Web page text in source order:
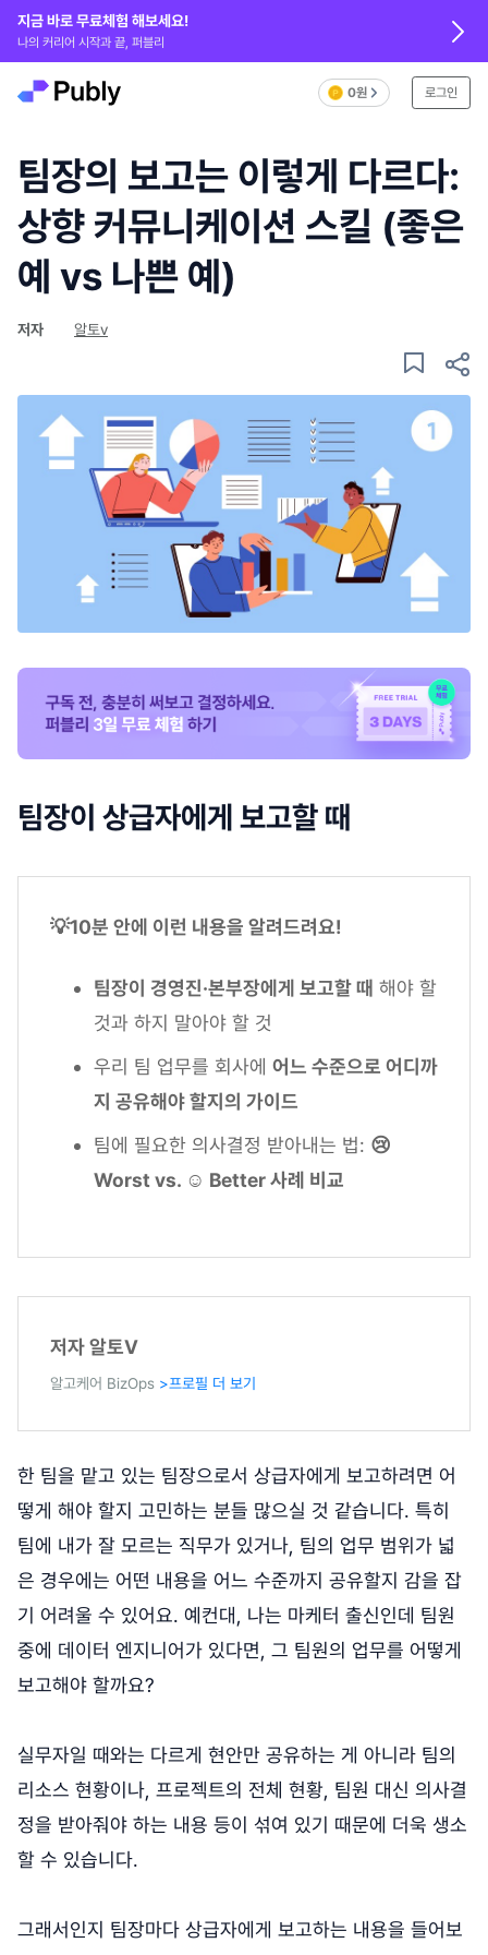
지금 바로 무료체험 해보세요!
나의 커리어 시작과 끝, 퍼블리
0원 로그인
팀장의 보고는 이렇게 다르다:
상향 커뮤니케이션 스킬 (좋은
예 vs 나쁜 예)
저자 알토v
팀장이 상급자에게 보고할 때
💡10분 안에 이런 내용을 알려드려요!
팀장이 경영진·본부장에게 보고할 때 해야 할
것과 하지 말아야 할 것
우리 팀 업무를 회사에 어느 수준으로 어디까
지 공유해야 할지의 가이드
팀에 필요한 의사결정 받아내는 법: 😢
Worst vs. ☺️ Better 사례 비교
저자 알토V
알고케어 BizOps >프로필 더 보기
한 팀을 맡고 있는 팀장으로서 상급자에게 보고하려면 어
떻게 해야 할지 고민하는 분들 많으실 것 같습니다. 특히
팀에 내가 잘 모르는 직무가 있거나, 팀의 업무 범위가 넓
은 경우에는 어떤 내용을 어느 수준까지 공유할지 감을 잡
기 어려울 수 있어요. 예컨대, 나는 마케터 출신인데 팀원
중에 데이터 엔지니어가 있다면, 그 팀원의 업무를 어떻게
보고해야 할까요?
실무자일 때와는 다르게 현안만 공유하는 게 아니라 팀의
리소스 현황이나, 프로젝트의 전체 현황, 팀원 대신 의사결
정을 받아줘야 하는 내용 등이 섞여 있기 때문에 더욱 생소
할 수 있습니다.
그래서인지 팀장마다 상급자에게 보고하는 내용을 들어보